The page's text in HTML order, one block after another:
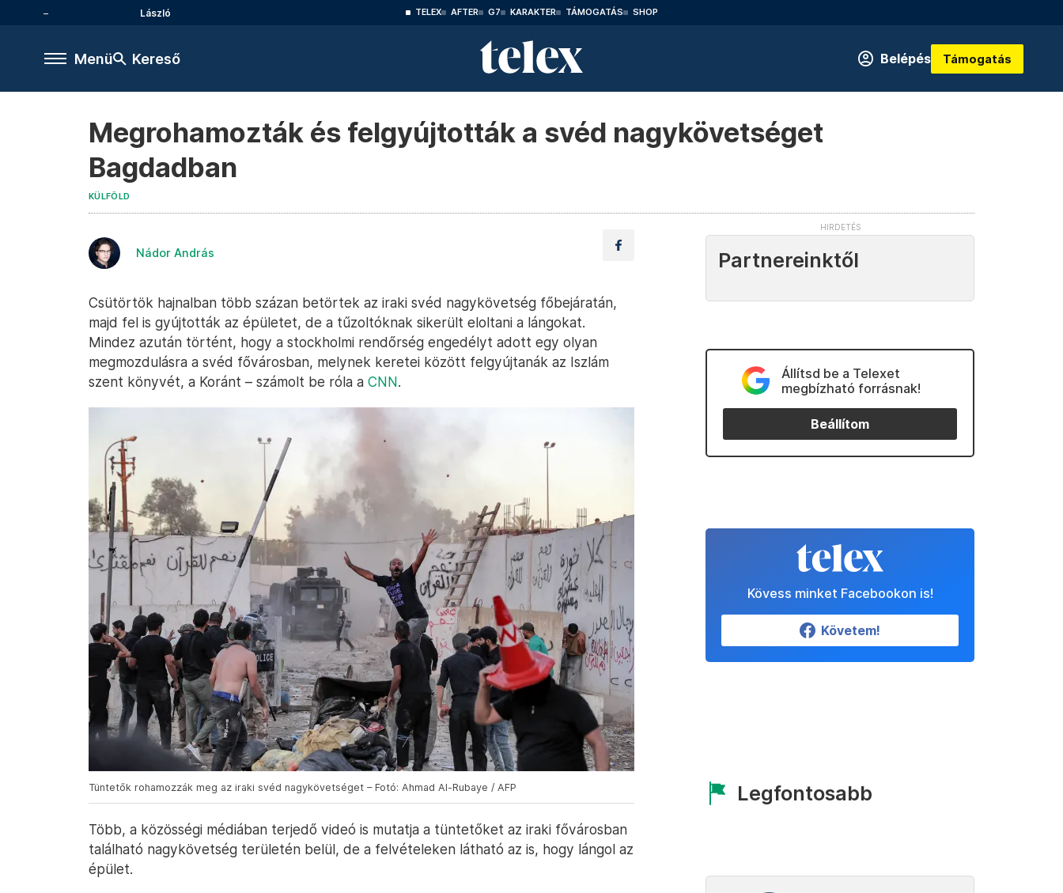
László TELEX AFTER G7 KARAKTER TÁMOGATÁS SHOP
Menü Kereső Belépés Támogatás
Megrohamozták és felgyújtották a svéd nagykövetséget
Bagdadban
KÜLFÖLD
Nádor András
Csütörtök hajnalban több százan betörtek az iraki svéd nagykövetség főbejáratán,
majd fel is gyújtották az épületet, de a tűzoltóknak sikerült eloltani a lángokat.
Mindez azután történt, hogy a stockholmi rendőrség engedélyt adott egy olyan
megmozdulásra a svéd fővárosban, melynek keretei között felgyújtanák az Iszlám
szent könyvét, a Koránt – számolt be róla a CNN.
Tüntetők rohamozzák meg az iraki svéd nagykövetséget – Fotó: Ahmad Al-Rubaye / AFP
Több, a közösségi médiában terjedő videó is mutatja a tüntetőket az iraki fővárosban
található nagykövetség területén belül, de a felvételeken látható az is, hogy lángol az
épület.
Partnereinktől
Állítsd be a Telexet
megbízható forrásnak!
Beállítom
Kövess minket Facebookon is!
Követem!
Legfontosabb